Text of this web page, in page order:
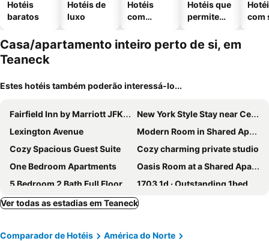
Hotéis
baratos
Hotéis de
luxo
Hotéis
com
Hotéis que
permitem
com
Casa/apartamento inteiro perto de si, em
Teaneck
Estes hotéis também poderão interessá-lo...
Fairfield Inn by Marriott JFK Airport
New York Style Stay near Central Park
Lexington Avenue
Modern Room in Shared Apartment Near NYC
Cozy Spacious Guest Suite
Cozy charming private studio
One Bedroom Apartments
Oasis Room at a Shared Apartment by Times Square
5 Bedroom 2 Bath Full Floor Midtown
1703 1d · Outstanding 1bed Apt/20 Min To Nyc-parking Avail
Ver todas as estadias em Teaneck
Comparador de Hotéis
América do Norte